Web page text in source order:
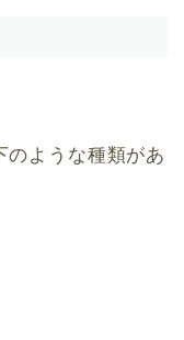
のような種類があ